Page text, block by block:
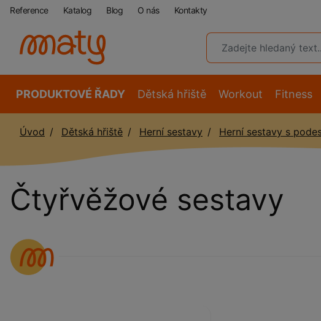
Reference Katalog Blog O nás Kontakty
PRODUKTOVÉ ŘADY Dětská hřiště Workout Fitness
Úvod Dětská hřiště Herní sestavy Herní sestavy s
Čtyřvěžové sestavy